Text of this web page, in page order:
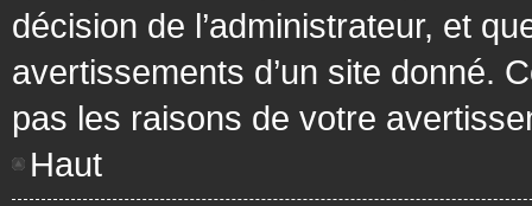
décision de l’administrateur, et
avertissements d’un site donné.
pas les raisons de votre
Haut